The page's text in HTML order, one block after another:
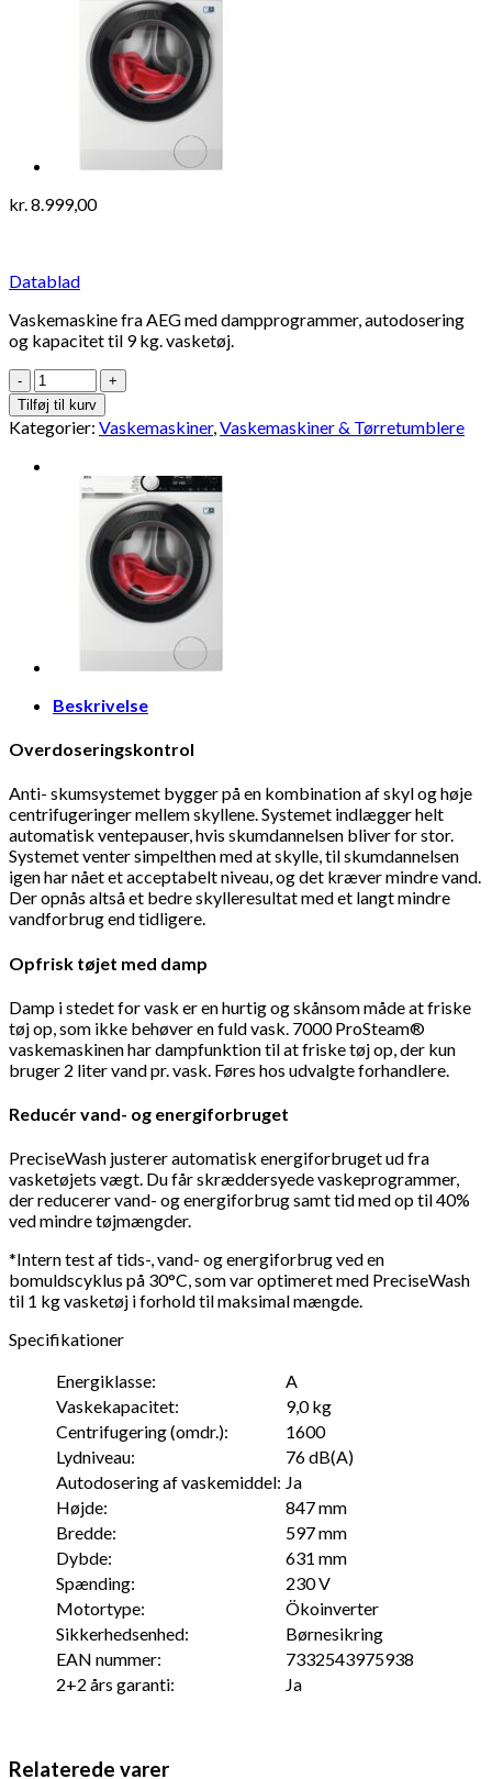
kr.8.999,00
Datablad
Vaskemaskine fra AEG med dampprogrammer, autodosering
og kapacitet til 9 kg. vasketøj.
Tilføj til kurv
Kategorier: Vaskemaskiner,Vaskemaskiner & Tørretumblere
Beskrivelse
Overdoseringskontrol
Anti- skumsystemet bygger på en kombination af skyl og høje
centrifugeringer mellem skyllene. Systemet indlægger helt
automatisk ventepauser, hvis skumdannelsen bliver for stor.
Systemet venter simpelthen med at skylle, til skumdannelsen
igen har nået et acceptabelt niveau, og det kræver mindre vand.
Der opnås altså et bedre skylleresultat med et langt mindre
vandforbrug end tidligere.
Opfrisk tøjet med damp
Damp i stedet for vask er en hurtig og skånsom måde at friske
tøj op, som ikke behøver en fuld vask. 7000 ProSteam®
vaskemaskinen har dampfunktion til at friske tøj op, der kun
bruger 2 liter vand pr. vask. Føres hos udvalgte forhandlere.
Reducér vand- og energiforbruget
PreciseWash justerer automatisk energiforbruget ud fra
vasketøjets vægt. Du får skræddersyede vaskeprogrammer,
der reducerer vand- og energiforbrug samt tid med op til 40%
ved mindre tøjmængder.
*Intern test af tids-, vand- og energiforbrug ved en
bomuldscyklus på 30°C, som var optimeret med PreciseWash
til 1 kg vasketøj i forhold til maksimal mængde.
Specifikationer
Energiklasse:
A
Vaskekapacitet:
9,0 kg
Centrifugering (omdr.):
1600
Lydniveau:
76 dB(A)
Autodosering af vaskemiddel: Ja
Højde:
847 mm
Bredde:
597 mm
Dybde:
631 mm
Spænding:
230 V
Motortype:
Ökoinverter
Sikkerhedsenhed:
Børnesikring
EAN nummer:
7332543975938
2+2 års garanti:
Ja
Relaterede varer